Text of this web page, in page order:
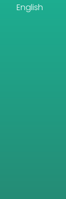
English